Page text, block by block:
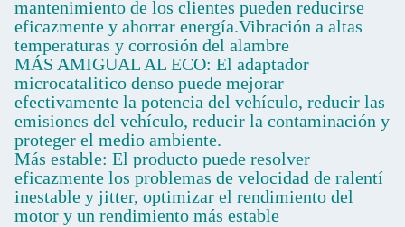
mantenimiento de los clientes pueden reducirse
eficazmente y ahorrar energía.Vibración a altas
temperaturas y corrosión del alambre
MÁS AMIGUAL AL ECO: El adaptador
microcatalitico denso puede mejorar
efectivamente la potencia del vehículo, reducir las
emisiones del vehículo, reducir la contaminación y
proteger el medio ambiente.
Más estable: El producto puede resolver
eficazmente los problemas de velocidad de ralentí
inestable y jitter, optimizar el rendimiento del
motor y un rendimiento más estable